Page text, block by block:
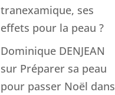
tranexamique, ses
effets pour la peau ?
Dominique DENJEAN
sur Préparer sa peau
pour passer Noël dans